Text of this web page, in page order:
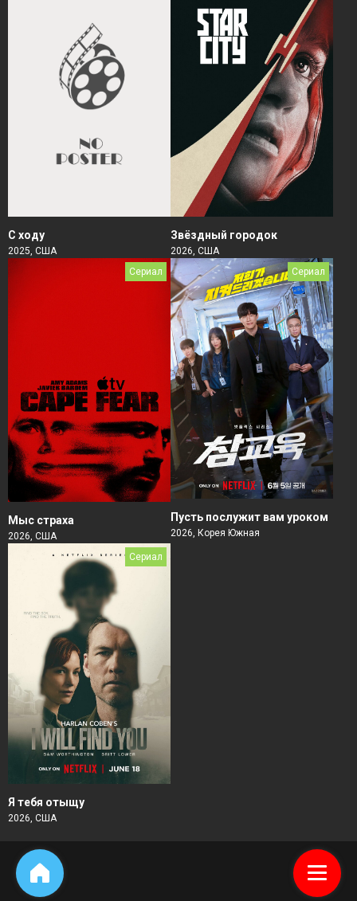
С ходу
2025, США
Звёздный городок
2026, США
Сериал
Мыс страха
2026, США
Сериал
Пусть послужит вам уроком
2026, Корея Южная
Сериал
Я тебя отыщу
2026, США